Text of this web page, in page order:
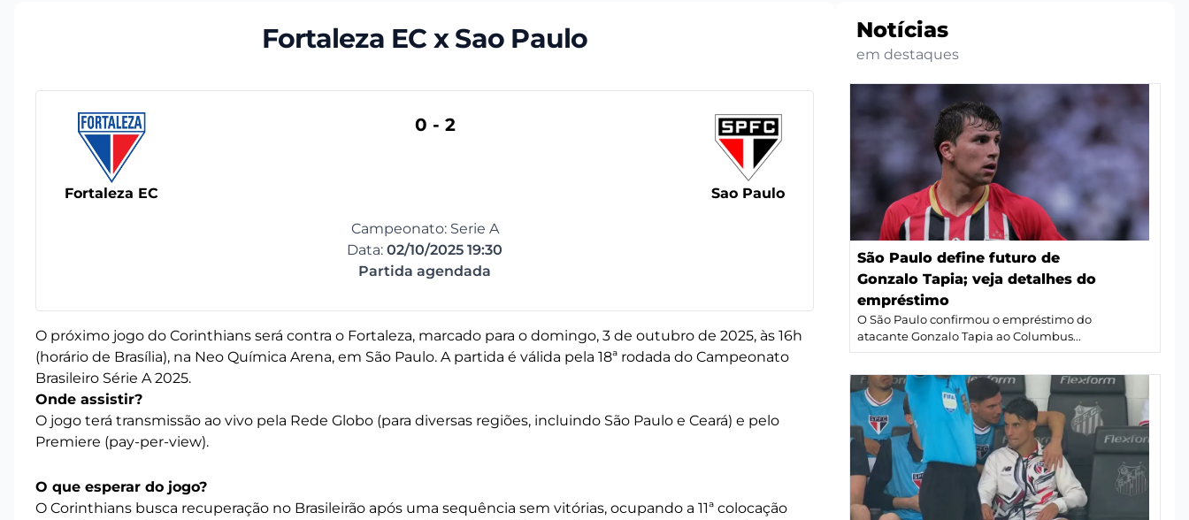
Fortaleza EC x Sao Paulo
Fortaleza EC
0 - 2
Sao Paulo
Campeonato: Serie A
Data: 02/10/2025 19:30
Partida agendada
O próximo jogo do Corinthians será contra o Fortaleza, marcado para o domingo, 3 de outubro de 2025, às 16h
(horário de Brasília), na Neo Química Arena, em São Paulo. A partida é válida pela 18ª rodada do Campeonato
Brasileiro Série A 2025.
Onde assistir?
O jogo terá transmissão ao vivo pela Rede Globo (para diversas regiões, incluindo São Paulo e Ceará) e pelo
Premiere (pay-per-view).
O que esperar do jogo?
O Corinthians busca recuperação no Brasileirão após uma sequência sem vitórias, ocupando a 11ª colocação
Notícias
em destaques
São Paulo define futuro de
Gonzalo Tapia; veja detalhes do
empréstimo
O São Paulo confirmou o empréstimo do
atacante Gonzalo Tapia ao Columbus...